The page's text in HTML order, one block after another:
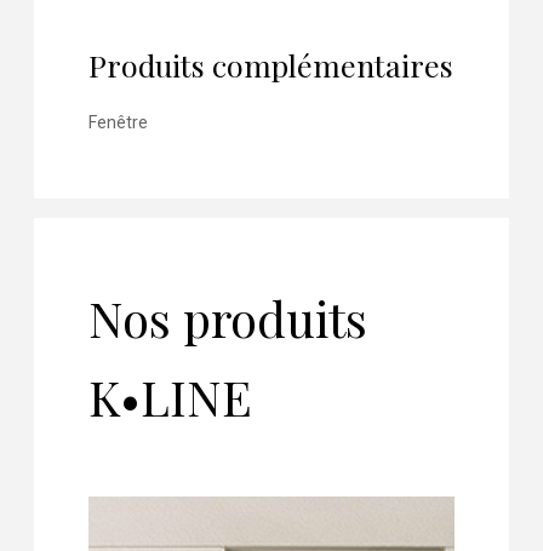
Produits complémentaires
Fenêtre
Nos produits
K•LINE